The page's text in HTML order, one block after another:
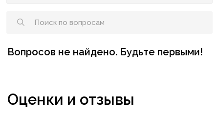
Вопросов не найдено. Будьте первыми!
Оценки и отзывы